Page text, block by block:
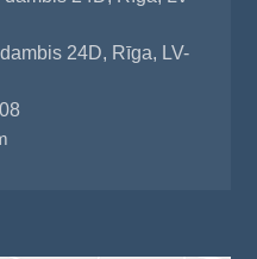
24D, Rīga, LV-